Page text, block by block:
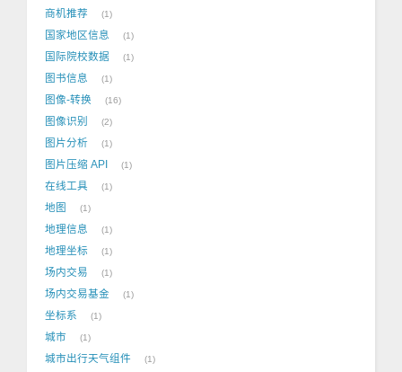
商机推荐 1
国家地区信息 1
国际院校数据 1
图书信息 1
图像-转换 16
图像识别 2
图片分析 1
图片压缩 API 1
在线工具 1
地图 1
地理信息 1
地理坐标 1
场内交易 1
场内交易基金 1
坐标系 1
城市 1
城市出行天气组件 1